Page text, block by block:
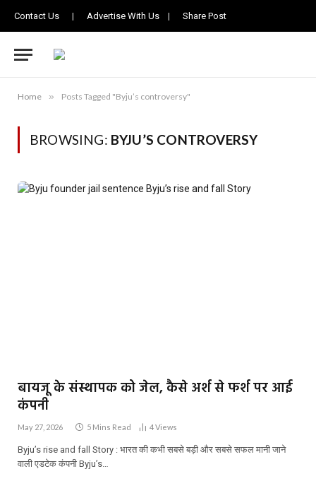
Contact Us | Advertise With Us | Share Post
Home » Posts Tagged "Byju’s controversy"
BROWSING: BYJU’S CONTROVERSY
बायजू के संस्थापक को जेल, कैसे अर्श से फर्श पर आई
कंपनी
May 27, 2026 5 Mins Read 4Views
Byju’s rise and fall Story : भारत की कभी सबसे बड़ी और सबसे सफल मानी जाने
वाली एडटेक कंपनी Byju’s…